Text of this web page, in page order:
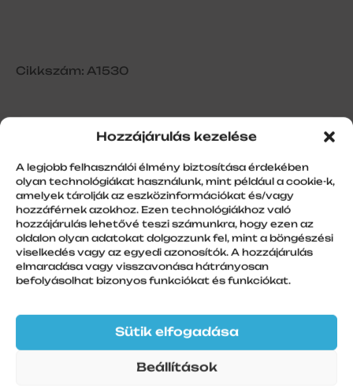
Hozzájárulás kezelése
A legjobb felhasználói élmény biztosítása érdekében
olyan technológiákat használunk, mint például a cookie-k,
amelyek tárolják az eszközinformációkat és/vagy
hozzáférnek azokhoz. Ezen technológiákhoz való
hozzájárulás lehetővé teszi számunkra, hogy ezen az
oldalon olyan adatokat dolgozzunk fel, mint a böngészési
viselkedés vagy az egyedi azonosítók. A hozzájárulás
elmaradása vagy visszavonása hátrányosan
befolyásolhat bizonyos funkciókat és funkciókat.
Sütik elfogadása
Beállítások
Cikkszám: A1530
DD1800H Távirányító, 1 csatornás
További információk
Szálhossz
1